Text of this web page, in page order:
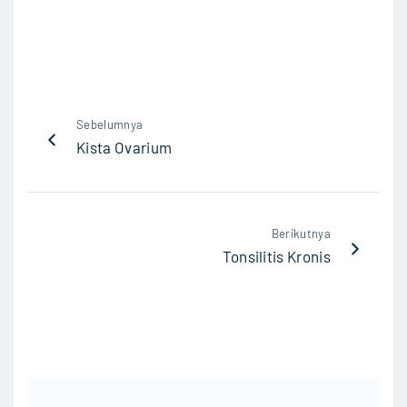
Sebelumnya
Kista Ovarium
Berikutnya
Tonsilitis Kronis